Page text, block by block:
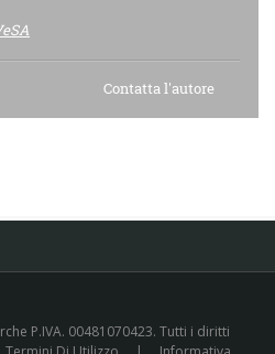
Contatta l'autore
P.IVA. 00481070423. Tutti i diritti